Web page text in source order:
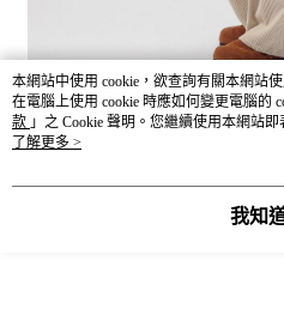
本網站中使用 cookie，欲查詢有關本網站
在電腦上使用 cookie 時應如何變更電腦的
款 」之 Cookie 聲明。您繼續使用本網站
之 Cookie 聲明使用 cookie。
了解更多 >
我知